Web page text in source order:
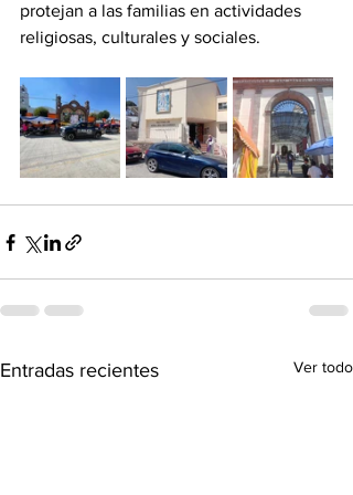
protejan a las familias en actividades
religiosas, culturales y sociales.
Entradas recientes Ver todo